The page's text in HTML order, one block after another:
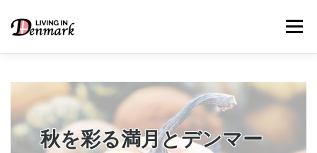
メニュー
LIFE TIPS– 生活便利帳 FOOD– ごはん事情
秋を彩る満月とデンマー